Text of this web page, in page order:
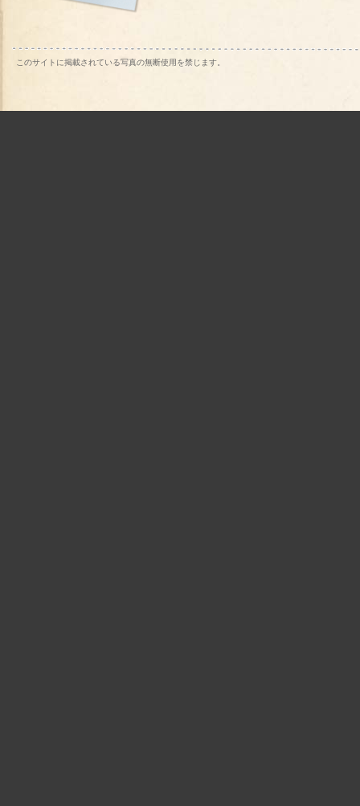
このサイトに掲載されている写真の無断使用を禁じます。